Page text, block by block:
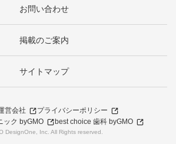
お問い合わせ
掲載のご案内
サイトマップ
営会社
プライバシーポリシー
ック byGMO
best choice 歯科 byGMO
DesignOne, Inc. All Rights reserved.